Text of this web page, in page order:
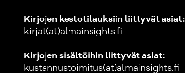
Kirjojen kestotilauksiin liittyvät asiat:
kirjat(at)almainsights.fi
Kirjojen sisältöihin liittyvät asiat:
kustannustoimitus(at)almainsights.fi